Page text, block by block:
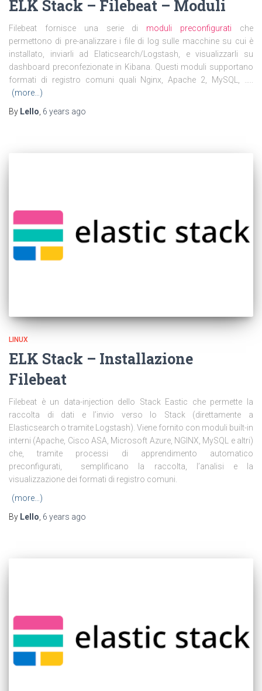
ELK Stack – Filebeat – Moduli
Filebeat fornisce una serie di moduli preconfigurati che
permettono di pre-analizzare i file di log sulle macchine su cui è
installato, inviarli ad Elaticsearch/Logstash, e visualizzarli su
dashboard preconfezionate in Kibana. Questi moduli supportano
formati di registro comuni quali Nginx, Apache 2, MySQL, …..
(more…)
By Lello, 6 years ago
LINUX
ELK Stack – Installazione
Filebeat
Filebeat è un data-injection dello Stack Eastic che permette la
raccolta di dati e l’invio verso lo Stack (direttamente a
Elasticsearch o tramite Logstash). Viene fornito con moduli built-in
interni (Apache, Cisco ASA, Microsoft Azure, NGINX, MySQL e altri)
che, tramite processi di apprendimento automatico
preconfigurati, semplificano la raccolta, l’analisi e la
visualizzazione dei formati di registro comuni.
(more…)
By Lello 6 years ago